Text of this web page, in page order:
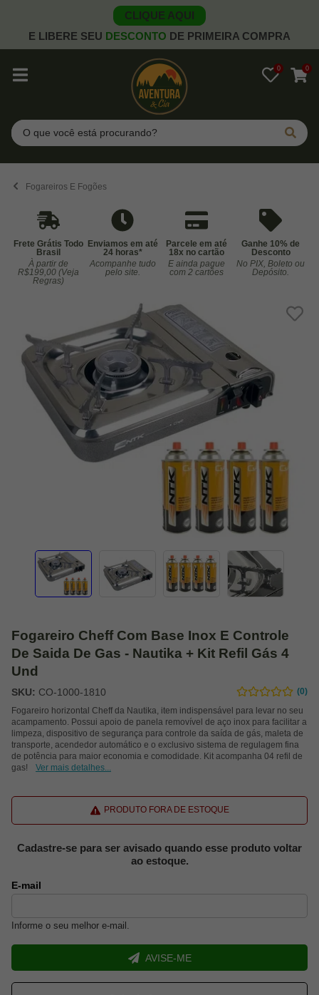
CLIQUE AQUI
E LIBERE SEU DESCONTO DE PRIMEIRA COMPRA
0 0
Pesquisar
Fogareiros E Fogões
Frete Grátis Todo
Brasil
À partir de
R$199,00 (Veja
Regras)
Enviamos em até
24 horas*
Acompanhe tudo
pelo site.
Parcele em até
18x no cartão
E ainda pague
com 2 cartões
Ganhe 10% de
Desconto
No PIX, Boleto ou
Depósito.
Fogareiro Cheff Com Base Inox E Controle
De Saida De Gas - Nautika + Kit Refil Gás 4
Und
SKU: CO-1000-1810
(0)
Fogareiro horizontal Cheff da Nautika, item indispensável para levar no seu
acampamento. Possui apoio de panela removível de aço inox para facilitar a
limpeza, dispositivo de segurança para controle da saída de gás, maleta de
transporte, acendedor automático e o exclusivo sistema de regulagem fina
de potência para maior economia e comodidade. Kit acompanha 04 refil de
gas!
Ver mais detalhes...
PRODUTO FORA DE ESTOQUE
Cadastre-se para ser avisado quando esse produto voltar
ao estoque.
E-mail
Informe o seu melhor e-mail.
AVISE-ME